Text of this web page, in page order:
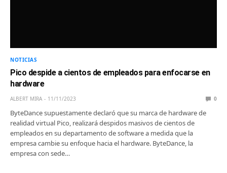
NOTICIAS
Pico despide a cientos de empleados para enfocarse en
hardware
ALBERT MIRA 11/11/2023 0
ByteDance supuestamente declaró que su marca de hardware de
realidad virtual Pico, realizará despidos masivos de cientos de
empleados en su departamento de software a medida que la
empresa cambie su enfoque hacia el hardware. ByteDance, la
empresa con sede…